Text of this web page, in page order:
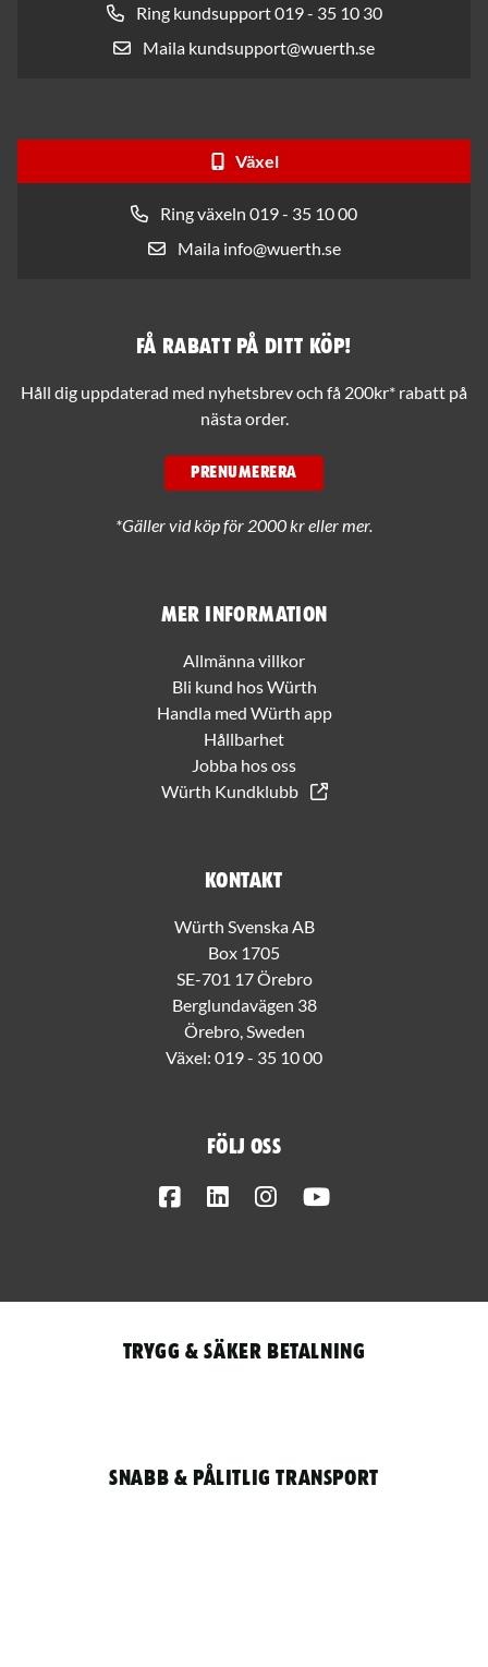
Ring kundsupport 019 - 35 10 30
Maila kundsupport@wuerth.se
Växel
Ring växeln 019 - 35 10 00
Maila info@wuerth.se
Mer information
Allmänna villkor
Bli kund hos Würth
Handla med Würth app
Hållbarhet
Jobba hos oss
Würth Kundklubb
Kontakt
Würth Svenska AB
Box 1705
SE-701 17 Örebro
Berglundavägen 38
Örebro, Sweden
Växel: 019 - 35 10 00
Följ oss
FacebookLinkedInInstagram
Få rabatt på ditt köp!
Håll dig uppdaterad med nyhetsbrev och få 200kr* rabatt på
nästa order.
PRENUMERERA
*Gäller vid köp för 2000 kr eller mer.
Trygg & säker betalning
Snabb & pålitlig transport